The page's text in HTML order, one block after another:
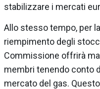
stabilizzare i mercati
Allo stesso tempo, per
riempimento degli
Commissione offrirà
membri tenendo conto
mercato del gas.